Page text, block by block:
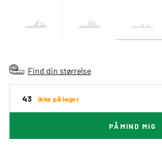
Find din størrelse
43 Ikke på lager
PÅMIND MIG